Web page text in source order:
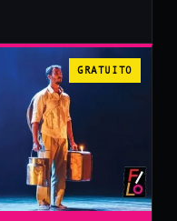
GRATUITO